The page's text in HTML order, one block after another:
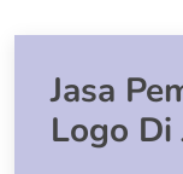
Jasa
Logo